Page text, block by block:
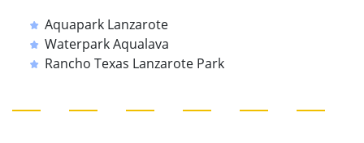
Aquapark Lanzarote
Waterpark Aqualava
Rancho Texas Lanzarote Park